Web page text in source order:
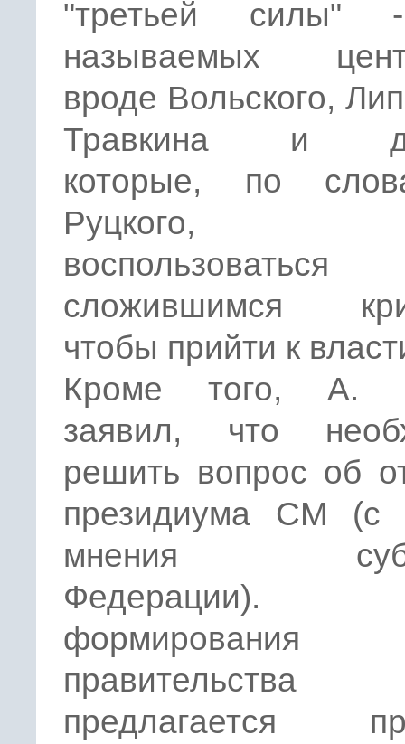
"третьей силы"
называемых
вроде Вольского,
Травкина и
которые, по
Руцкого,
воспользоваться
сложившимся
чтобы прийти к
Кроме того, А.
заявил, что
решить вопрос об
президиума СМ (с
мнения
формирования
правительства
предлагается